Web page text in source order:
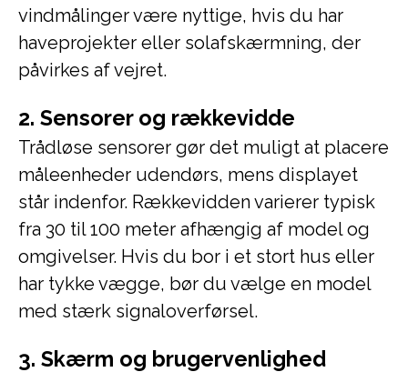
vindmålinger være nyttige, hvis du har
haveprojekter eller solafskærmning, der
påvirkes af vejret.
2. Sensorer og rækkevidde
Trådløse sensorer gør det muligt at placere
måleenheder udendørs, mens displayet
står indenfor. Rækkevidden varierer typisk
fra 30 til 100 meter afhængig af model og
omgivelser. Hvis du bor i et stort hus eller
har tykke vægge, bør du vælge en model
med stærk signaloverførsel.
3. Skærm og brugervenlighed